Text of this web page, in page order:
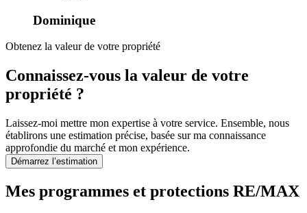
Dominique
Obtenez la valeur de votre propriété
Connaissez-vous la valeur de votre
propriété ?
Laissez-moi mettre mon expertise à votre service. Ensemble, nous
établirons une estimation précise, basée sur ma connaissance
approfondie du marché et mon expérience.
Démarrez l’estimation
Mes programmes et protections RE/MAX